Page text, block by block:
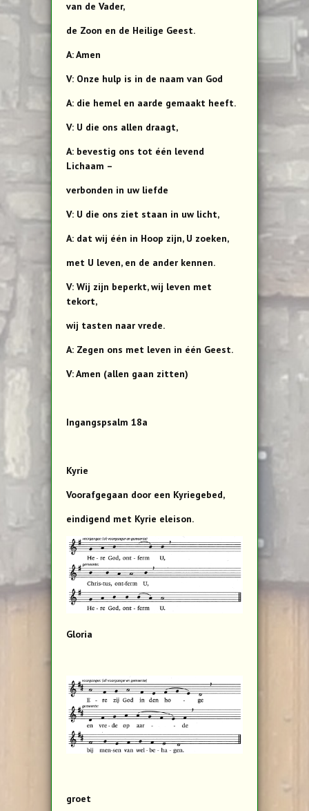
van de Vader,
de Zoon en de Heilige Geest.
A: Amen
V: Onze hulp is in de naam van God
A: die hemel en aarde gemaakt heeft.
V: U die ons allen draagt,
A: bevestig ons tot één levend
Lichaam –
verbonden in uw liefde
V: U die ons ziet staan in uw licht,
A: dat wij één in Hoop zijn, U zoeken,
met U leven, en de ander kennen.
V: Wij zijn beperkt, wij leven met
tekort,
wij tasten naar vrede.
A: Zegen ons met leven in één Geest.
V: Amen (allen gaan zitten)
Ingangspsalm 18a
Kyrie
Voorafgegaan door een Kyriegebed,
eindigend met Kyrie eleison.
Gloria
groet